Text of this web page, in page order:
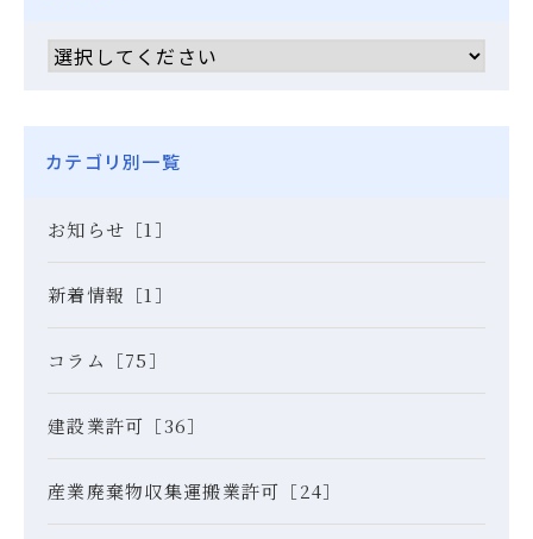
カテゴリ別一覧
お知らせ［1］
新着情報［1］
コラム［75］
建設業許可［36］
産業廃棄物収集運搬業許可［24］